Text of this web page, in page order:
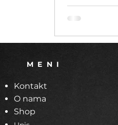
M E N I
Kontakt
O nama
Shop